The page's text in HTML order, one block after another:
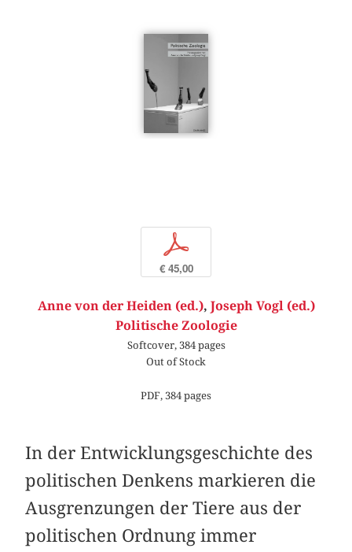
p
€ 45,00
Anne von der Heiden (ed.), Joseph Vogl (ed.)
Politische Zoologie
Softcover, 384 pages
Out of Stock
PDF, 384 pages
In der Entwicklungsgeschichte des
politischen Denkens markieren die
Ausgrenzungen der Tiere aus der
politischen Ordnung immer